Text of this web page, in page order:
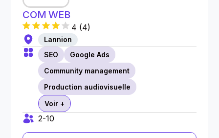
COM WEB
4 (4)
Lannion
SEO
Google Ads
Community management
Production audiovisuelle
Voir +
2-10